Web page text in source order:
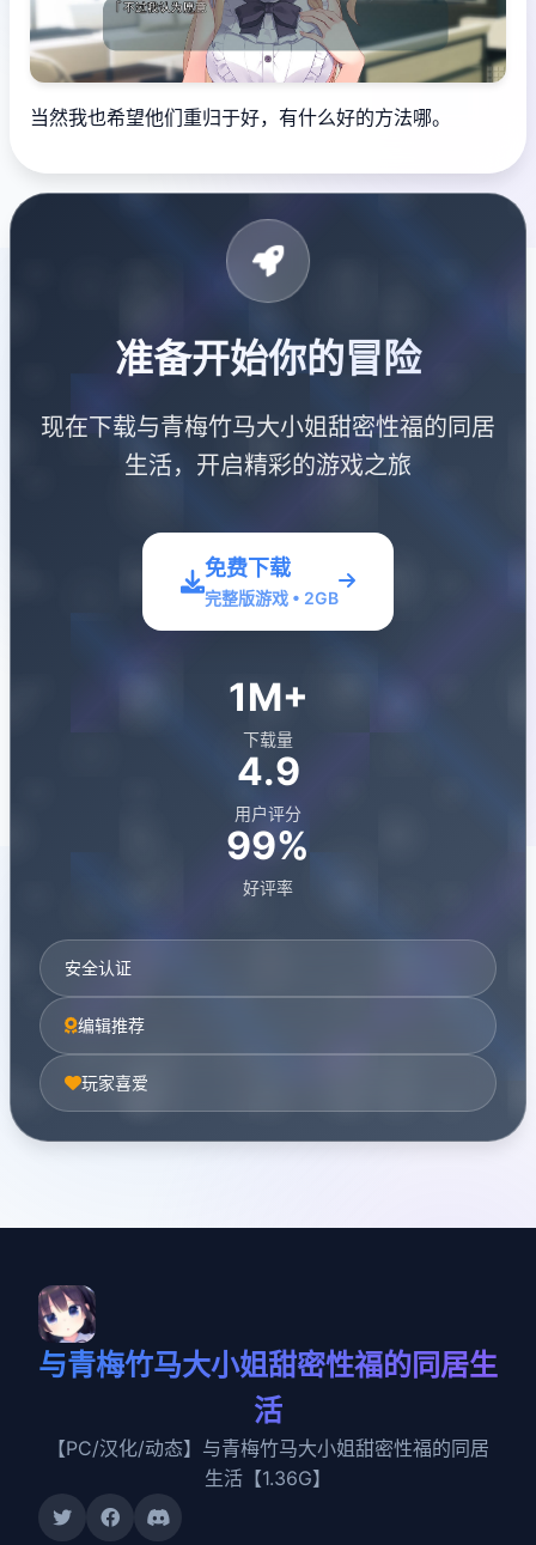
当然我也希望他们重归于好，有什么好的方法哪。
准备开始你的冒险
现在下载与青梅竹马大小姐甜密性福的同居
生活，开启精彩的游戏之旅
免费下载
完整版游戏 • 2GB
1M+
下载量
4.9
用户评分
99%
好评率
安全认证
编辑推荐
玩家喜爱
与青梅竹马大小姐甜密性福的同居生
活
【PC/汉化/动态】与青梅竹马大小姐甜密性福的同居
生活【1.36G】